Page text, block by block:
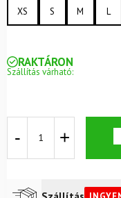
XS S M L
RAKTÁRON
Szállítás várható:
Alpine
cipzáras